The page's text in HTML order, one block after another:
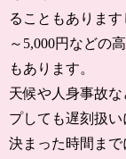
ることもあります
～5,000円などの
もあります。
天候や人身事故
プしても遅刻扱い
決まった時間ま